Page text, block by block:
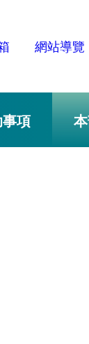
網站導覽
項